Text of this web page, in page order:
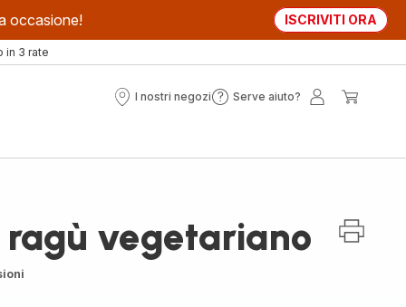
occasione! ISCRIVITI ORA
in 3 rate
I nostri negozi
I
Serve aiuto?
Serve
vegetariano